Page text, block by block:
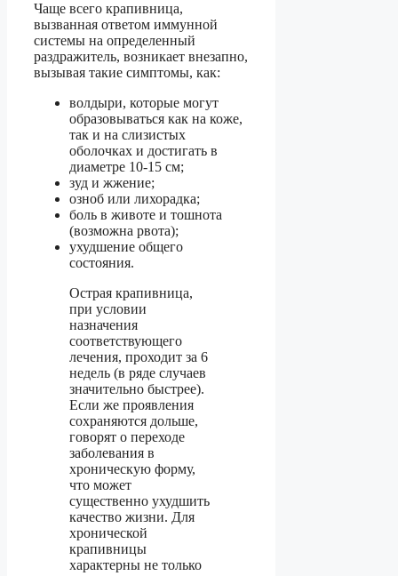
Чаще всего крапивница,
вызванная ответом иммунной
системы на определенный
раздражитель, возникает внезапно,
вызывая такие симптомы, как:
волдыри, которые могут
образовываться как на коже,
так и на слизистых
оболочках и достигать в
диаметре 10-15 см;
зуд и жжение;
озноб или лихорадка;
боль в животе и тошнота
(возможна рвота);
ухудшение общего
состояния.
Острая крапивница,
при условии
назначения
соответствующего
лечения, проходит за 6
недель (в ряде случаев
значительно быстрее).
Если же проявления
сохраняются дольше,
говорят о переходе
заболевания в
хроническую форму,
что может
существенно ухудшить
качество жизни. Для
хронической
крапивницы
характерны не только